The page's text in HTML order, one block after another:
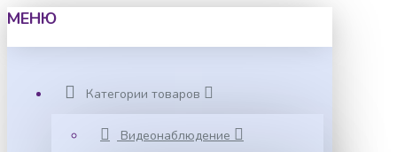
МЕНЮ
Категории товаров
Видеонаблюдение